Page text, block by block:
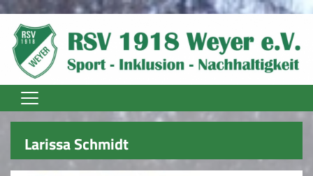
Home
Unser Verein
Larissa Schmidt